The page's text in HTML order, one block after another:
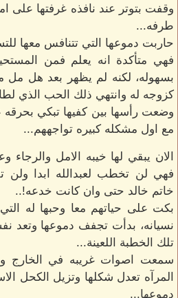
وقفت بتوتر عند نافذه غرفتها على
طرفه...
حاربت دموعها التي تتنافس معها
فهي متأكدة انه يعلم فمن
بسهوله، لكنه لم يظهر بعد هل مل
كزوجه له وانتهي ذلك الحب الذي
وضعت رأسها بين كفيها تبكي بحرقه
مع اول مشكله كبيره تواجههم...
الان يبقي لها خيبه الامل والرجاء
فهي لن تخطب لعبدالله ابدا
خاتم خالد حتى وان كانت خدعه!..
بكت على حياتهم معا وحبها له
نسيانه، بدأت تجفف دموعها وتعد
تلك الخطبة اللعينة...
سمعت اصوات غريبه في الخارج
المرآه تعدل شكلها وتزيل الكحل
دموعها...